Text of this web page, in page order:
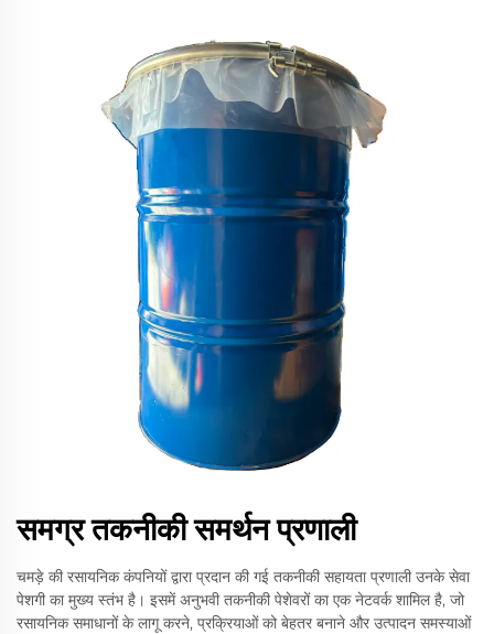
समग्र तकनीकी समर्थन प्रणाली
चमड़े की रसायनिक कंपनियों द्वारा प्रदान की गई तकनीकी सहायता प्रणाली उनके सेवा
पेशगी का मुख्य स्तंभ है। इसमें अनुभवी तकनीकी पेशेवरों का एक नेटवर्क शामिल है, जो
रसायनिक समाधानों के लागू करने, प्रक्रियाओं को बेहतर बनाने और उत्पादन समस्याओं